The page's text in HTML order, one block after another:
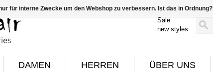
Sale
new styles
DAMEN HERREN ÜBER UNS
für interne Zwecke um den Webshop zu verbessern. Ist das in Ordnung?